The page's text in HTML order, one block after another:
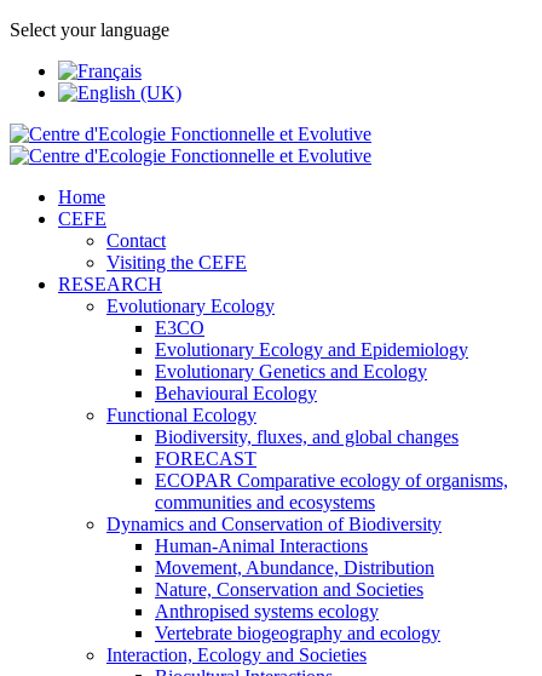
Select your language
Home
CEFE
Contact
Visiting the CEFE
RESEARCH
Evolutionary Ecology
E3CO
Evolutionary Ecology and Epidemiology
Evolutionary Genetics and Ecology
Behavioural Ecology
Functional Ecology
Biodiversity, fluxes, and global changes
FORECAST
ECOPAR Comparative ecology of organisms,
communities and ecosystems
Dynamics and Conservation of Biodiversity
Human-Animal Interactions
Movement, Abundance, Distribution
Nature, Conservation and Societies
Anthropised systems ecology
Vertebrate biogeography and ecology
Interaction, Ecology and Societies